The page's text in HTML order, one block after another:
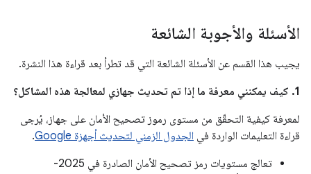
الأسئلة والأجوبة الشائعة
يجيب هذا القسم عن الأسئلة الشائعة التي قد تطرأ بعد قراءة هذا النشرة.
1. كيف يمكنني معرفة ما إذا تم تحديث جهازي لمعالجة هذه المشاكل؟
لمعرفة كيفية التحقّق من مستوى رموز تصحيح الأمان على جهاز، يُرجى
قراءة التعليمات الواردة في الجدول الزمني لتحديث أجهزة Google
.
تعالج مستويات رمز تصحيح الأمان الصادرة في 2025-